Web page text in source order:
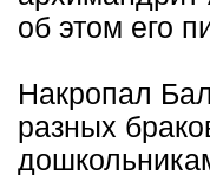
об этом его
Накропал
разных